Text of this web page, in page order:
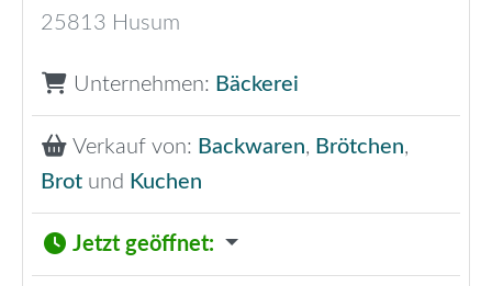
25813 Husum
Unternehmen: Bäckerei
Verkauf von: Backwaren, Brötchen,
Brot und Kuchen
Jetzt geöffnet: